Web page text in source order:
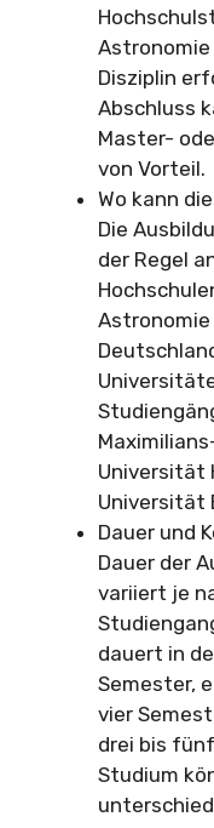
Disziplin
Abschluss
Master-
von Vorteil.
Wo kann
Die
der Regel
Universität
Universität
Dauer und
Dauer der
variiert je
dauert in
Semester,
vier
drei bis
Studium